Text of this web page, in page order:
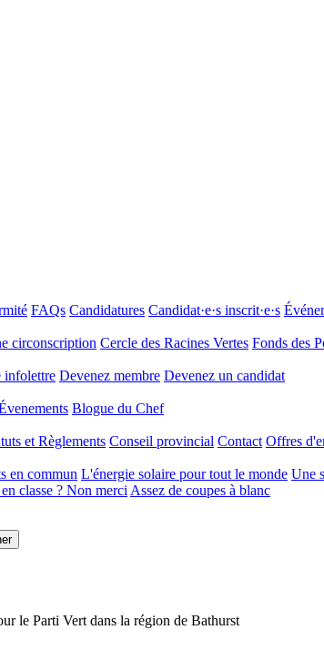
FAQs Candidatures Candidat·e·s inscrit·e·s
circonscription Cercle des Racines Vertes Fonds des
infolettre Devenez membre Devenez un candidat
Blogue du Chef
et Règlements Conseil provincial Contact Offres
en commun L'énergie solaire pour tout le monde Une
classe ? Non merci Assez de coupes à blanc
le Parti Vert dans la région de Bathurst